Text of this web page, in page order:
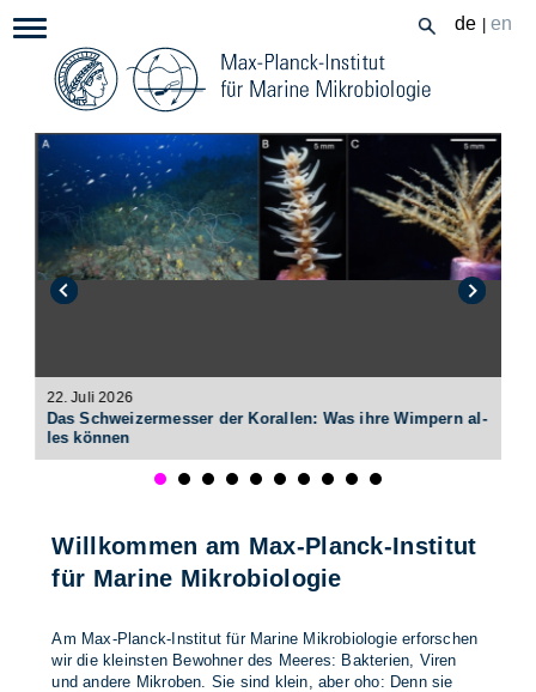
InhaltNavigation: de en
22. Juli 2026
Das Schwei­zer­mes­ser der Ko­ral­len: Was ihre Wim­pern al­
les kön­nen
Will­kom­men am Max-Planck-In­sti­tut
für Ma­ri­ne Mi­kro­bio­lo­gie
Am Max-Planck-In­sti­tut für Ma­ri­ne Mi­kro­bio­lo­gie er­for­schen
wir die kleins­ten Be­woh­ner des Mee­res: Bak­te­ri­en, Vi­ren
und an­de­re Mi­kro­ben. Sie sind klein, aber oho: Denn sie